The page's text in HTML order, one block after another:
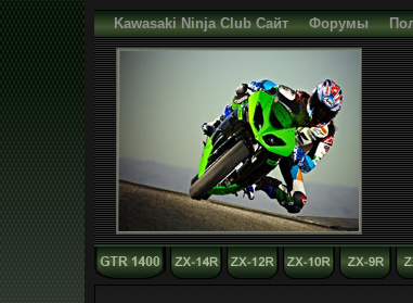
Kawasaki Ninja Club Сайт Форумы